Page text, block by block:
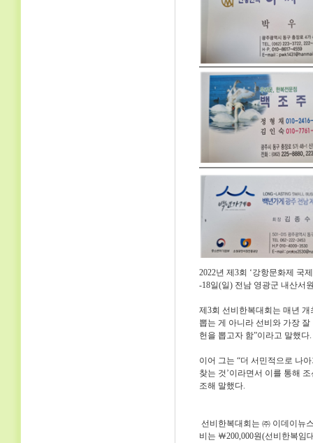
2022년 제3회 ‘강항문화제 국
-18일(일) 전남 영광군 내산서
제3회 선비한복대회는 매년
뽑는 게 아니라 선비와 가장
헌을 뽑고자 함”이라고 말했다.
이어 그는 “더 서민적으로 나
찾는 것’이라면서 이를 통해
조해 말했다.
선비한복대회는 ㈜ 이데이뉴
비는 ￦200,000원(선비한복